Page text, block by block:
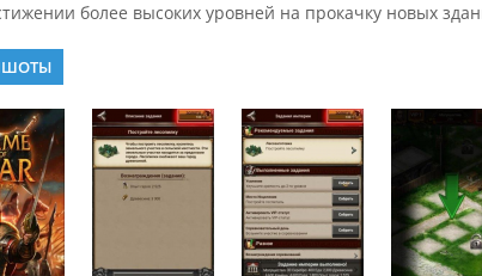
более высоких уровней на прокачку новых